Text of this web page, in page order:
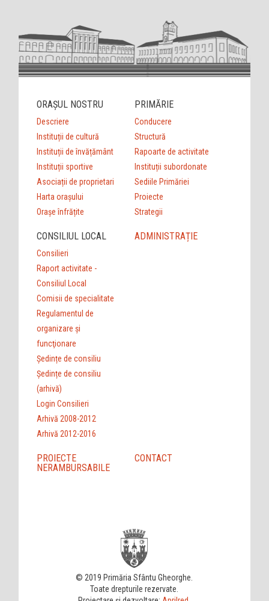
ORAȘUL NOSTRU
Descriere
Instituții de cultură
Instituții de învățământ
Instituții sportive
Asociații de proprietari
Harta orașului
Orașe înfrățite
PRIMĂRIE
Conducere
Structură
Rapoarte de activitate
Instituții subordonate
Sediile Primăriei
Proiecte
Strategii
CONSILIUL LOCAL
Consilieri
Raport activitate -
Consiliul Local
Comisii de specialitate
Regulamentul de
organizare şi
funcţionare
Ședințe de consiliu
Ședințe de consiliu
(arhivă)
Login Consilieri
Arhivă 2008-2012
Arhivă 2012-2016
ADMINISTRAȚIE
PROIECTE
NERAMBURSABILE
CONTACT
© 2019 Primăria Sfântu Gheorghe.
Toate drepturile rezervate.